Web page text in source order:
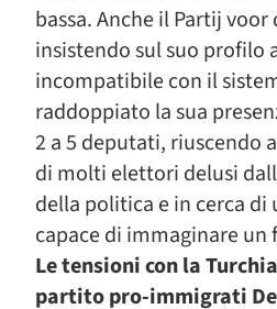
bassa. Anche il Partij voor
insistendo sul suo profilo
incompatibile con il
raddoppiato la sua
2 a 5 deputati, riuscendo
di molti elettori delusi
della politica e in cerca
capace di immaginare un
Le tensioni con la
partito pro-immigrati